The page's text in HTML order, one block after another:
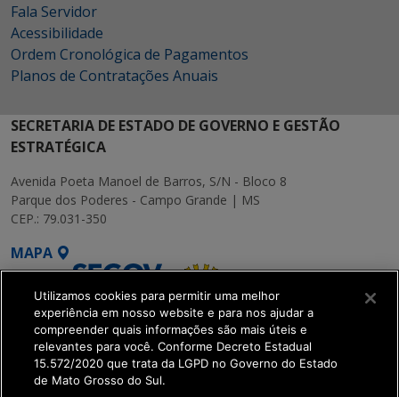
Fala Servidor
Acessibilidade
Ordem Cronológica de Pagamentos
Planos de Contratações Anuais
SECRETARIA DE ESTADO DE GOVERNO E GESTÃO
ESTRATÉGICA
Avenida Poeta Manoel de Barros, S/N - Bloco 8
Parque dos Poderes - Campo Grande | MS
CEP.: 79.031-350
MAPA
SETDIG | Secretaria-
Executiva de
Utilizamos cookies para permitir uma melhor
experiência em nosso website e para nos ajudar a
compreender quais informações são mais úteis e
relevantes para você. Conforme Decreto Estadual
15.572/2020 que trata da LGPD no Governo do Estado
de Mato Grosso do Sul.